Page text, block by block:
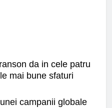
da in cele patru
mai bune sfaturi
campanii globale